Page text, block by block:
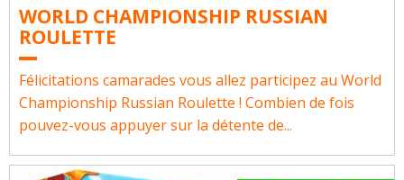
WORLD CHAMPIONSHIP RUSSIAN
ROULETTE
Félicitations camarades vous allez participez au World
Championship Russian Roulette ! Combien de fois
pouvez-vous appuyer sur la détente de...